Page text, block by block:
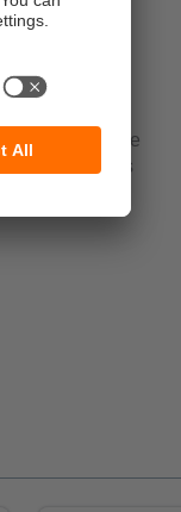
les
détectent de
internes ou les
une